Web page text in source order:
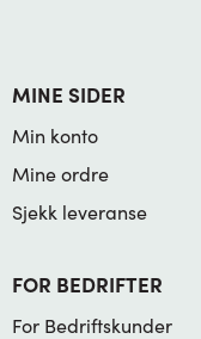
MINE SIDER
Min konto
Mine ordre
Sjekk leveranse
FOR BEDRIFTER
For Bedriftskunder